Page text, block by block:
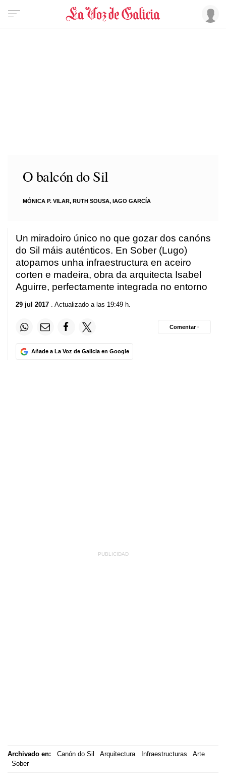
O balcón do Sil
MÓNICA P. VILAR, RUTH SOUSA, IAGO GARCÍA
Un miradoiro único no que gozar dos canóns
do Sil máis auténticos. En Sober (Lugo)
atopamos unha infraestructura en aceiro
corten e madeira, obra da arquitecta Isabel
Aguirre, perfectamente integrada no entorno
29 jul 2017 . Actualizado a las 19:49 h.
Añade a La Voz de Galicia en Google
Comentar ·
Archivado en: Canón do Sil Arquitectura Infraestructuras
Arte
Sober